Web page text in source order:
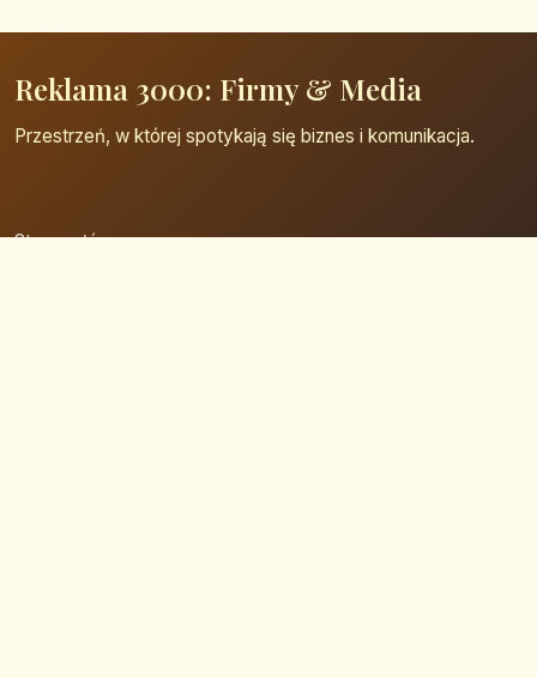
Reklama 3000: Firmy & Media
Przestrzeń, w której spotykają się biznes i komunikacja.
Strona główna